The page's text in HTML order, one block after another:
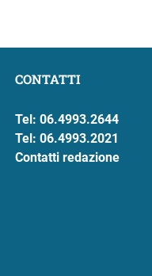
CONTATTI
Tel: 06.4993.2644
Tel: 06.4993.2021
Contatti redazione